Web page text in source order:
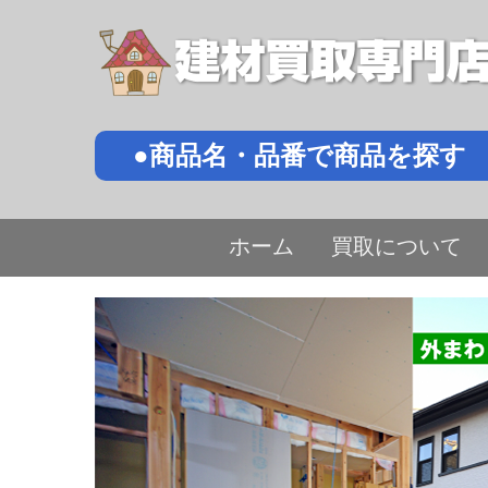
●商品名・品番で商品を探す
ホーム 買取について